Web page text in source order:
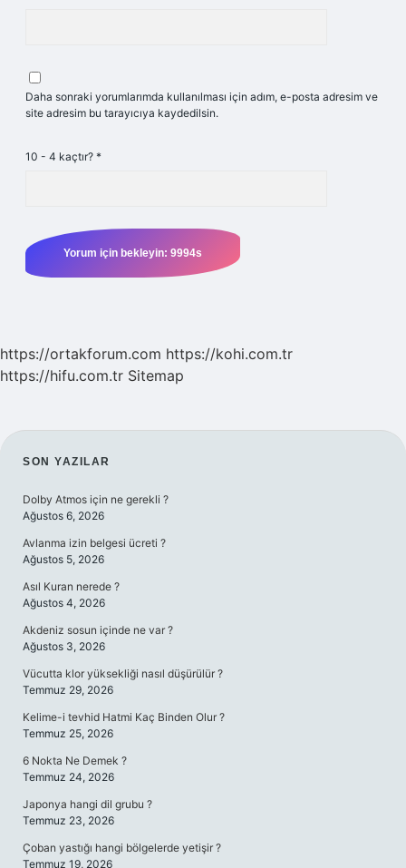
Daha sonraki yorumlarımda kullanılması için adım, e-posta adresim ve
site adresim bu tarayıcıya kaydedilsin.
10 - 4 kaçtır? *
https://ortakforum.com https://kohi.com.tr
https://hifu.com.tr Sitemap
SIDEBAR
SON YAZILAR
Dolby Atmos için ne gerekli ?
Ağustos 6, 2026
Avlanma izin belgesi ücreti ?
Ağustos 5, 2026
Asıl Kuran nerede ?
Ağustos 4, 2026
Akdeniz sosun içinde ne var ?
Ağustos 3, 2026
Vücutta klor yüksekliği nasıl düşürülür ?
Temmuz 29, 2026
Kelime-i tevhid Hatmi Kaç Binden Olur ?
Temmuz 25, 2026
6 Nokta Ne Demek ?
Temmuz 24, 2026
Japonya hangi dil grubu ?
Temmuz 23, 2026
Çoban yastığı hangi bölgelerde yetişir ?
Temmuz 19, 2026